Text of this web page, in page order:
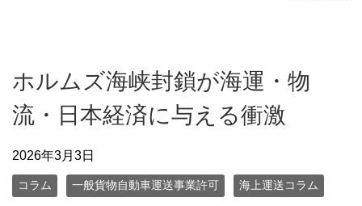
ホルムズ海峡封鎖が海運・物
流・日本経済に与える衝激
2026年3月3日
コラム 一般貨物自動車運送事業許可 海上運送コラム